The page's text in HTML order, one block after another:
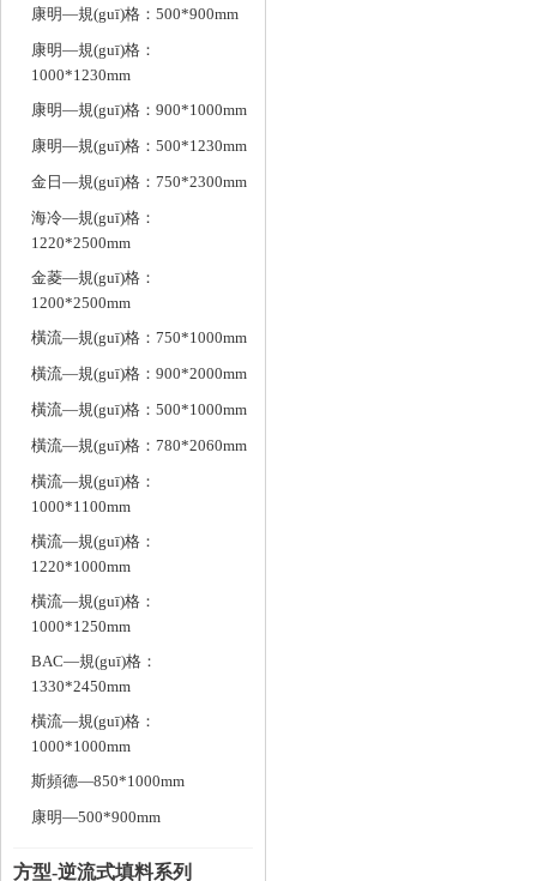
康明—規(guī)格：500*900mm
康明—規(guī)格：
1000*1230mm
康明—規(guī)格：900*1000mm
康明—規(guī)格：500*1230mm
金日—規(guī)格：750*2300mm
海冷—規(guī)格：
1220*2500mm
金菱—規(guī)格：
1200*2500mm
橫流—規(guī)格：750*1000mm
橫流—規(guī)格：900*2000mm
橫流—規(guī)格：500*1000mm
橫流—規(guī)格：780*2060mm
橫流—規(guī)格：
1000*1100mm
橫流—規(guī)格：
1220*1000mm
橫流—規(guī)格：
1000*1250mm
BAC—規(guī)格：
1330*2450mm
橫流—規(guī)格：
1000*1000mm
斯頻德—850*1000mm
康明—500*900mm
方型-逆流式填料系列